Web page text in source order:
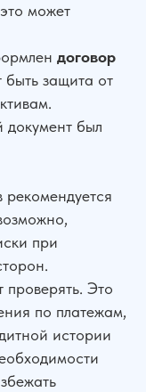
может
договор
быть защита от
документ был
при
проверять. Это
по платежам,
истории